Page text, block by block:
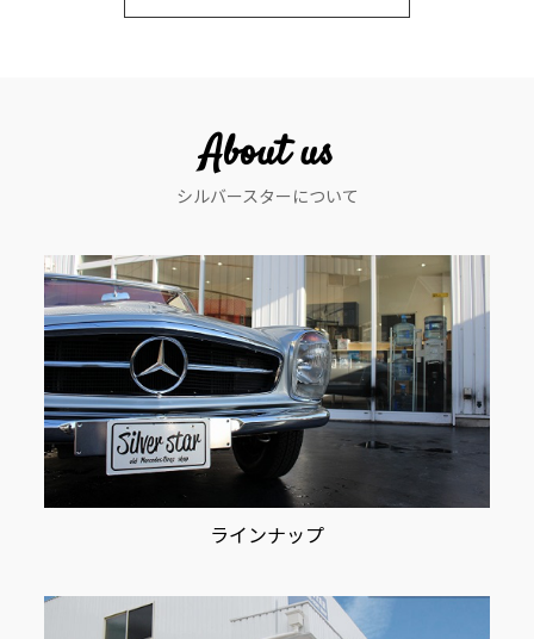
ン
About us
シルバースターについて
ラインナップ